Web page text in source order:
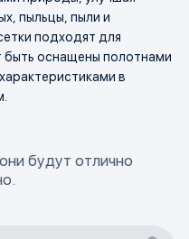
пыльцы, пыли и
подходят для
быть оснащены полотнами
в
будут отлично